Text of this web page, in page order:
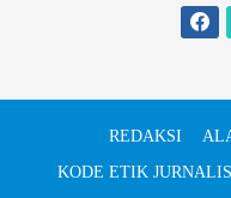
REDAKSI
KODE ETIK